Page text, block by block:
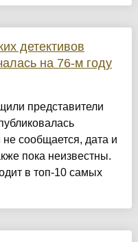
детективов
на 76-м году
представители
сообщается, дата и
пока неизвестны.
в топ-10 самых